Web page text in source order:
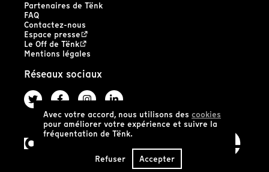
Avec votre accord, nous utilisons des cookies
pour améliorer votre expérience et suivre la
fréquentation de Tënk.
Refuser Accepter
Partenaires de Tënk
FAQ
Contactez-nous
Espace presse
Le Off de Tënk
Mentions légales
Réseaux sociaux